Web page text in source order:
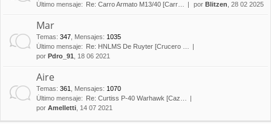
Último mensaje:
Re: Carro Armato M13/40 [Carr… por Blitzen , 28 02 2025
Mar
Temas: 347 Mensajes: 1035
Último mensaje:
Re: HNLMS De Ruyter [Crucero …
por Pdro_91 , 18 06 2021
Aire
Temas: 361 Mensajes: 1070
Último mensaje:
Re: Curtiss P-40 Warhawk [Caz…
por Amelletti , 14 07 2021